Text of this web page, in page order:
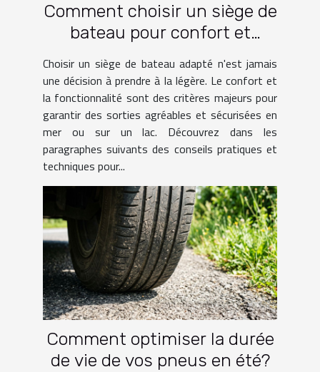
Comment choisir un siège de
bateau pour confort et
fonctionnalité?
Choisir un siège de bateau adapté n'est jamais
une décision à prendre à la légère. Le confort et
la fonctionnalité sont des critères majeurs pour
garantir des sorties agréables et sécurisées en
mer ou sur un lac. Découvrez dans les
paragraphes suivants des conseils pratiques et
techniques pour...
Comment optimiser la durée
de vie de vos pneus en été?